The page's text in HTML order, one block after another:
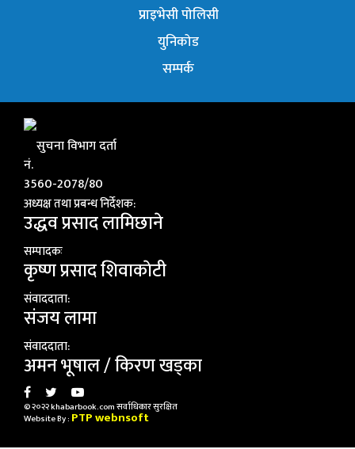
प्राइभेसी पोलिसी
युनिकोड
सम्पर्क
सुचना विभाग दर्ता
नं.
3560-2078/80
अध्यक्ष तथा प्रबन्ध निर्देशक:
उद्धव प्रसाद लामिछाने
सम्पादकः
कृष्ण प्रसाद शिवाकाेटी
संवाददाता:
संजय लामा
संवाददाता:
अमन भूषाल / किरण खड्का
© २०२२ khabarbook.com सर्वाधिकार सुरक्षित
Website By : PTP webnsoft